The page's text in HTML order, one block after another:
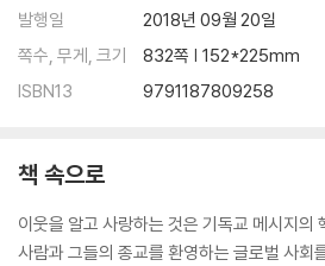
37. 초국가주의, 정체성 그리고 가상공간 : 두
대한 사례연구
38. 총체적 돌봄 : 시리아 난민 사태에 레바
한 역할에 대한 사례연구
회가 하는 역할에 대한 사례연구
42. 경계선을 넘어 : 서구 선교단체와 디아스
발행일
2018년 09월 20일
쪽수, 무게, 크기
832쪽 | 152*225mm
ISBN13
9791187809258
책 속으로
이웃을 알고 사랑하는 것은 기독교 메시지의
사람과 그들의 종교를 환영하는 글로벌 사회